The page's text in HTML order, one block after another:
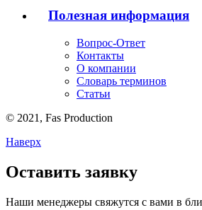
Полезная информация
Вопрос-Ответ
Контакты
О компании
Словарь терминов
Статьи
© 2021, Fas Production
Наверх
Оставить заявку
Наши менеджеры свяжутся с вами в